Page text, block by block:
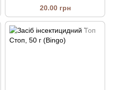
Off 2 г (AgroProtection)
20.00 грн